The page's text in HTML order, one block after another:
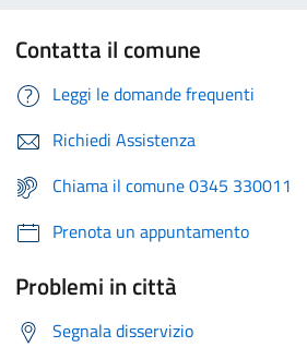
Contatta il comune
Leggi le domande frequenti
Richiedi Assistenza
Chiama il comune 0345 330011
Prenota un appuntamento
Problemi in città
Segnala disservizio